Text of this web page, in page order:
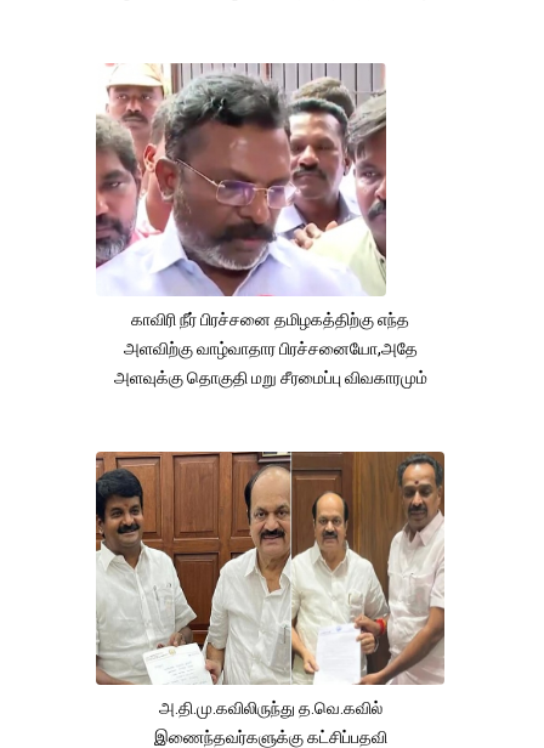
காவிரி நீர் பிரச்சனை தமிழகத்திற்கு எந்த
அளவிற்கு வாழ்வாதார பிரச்சனையோ,அதே
அளவுக்கு தொகுதி மறு சீரமைப்பு விவகாரமும்
அ.தி.மு.கவிலிருந்து த.வெ.கவில்
இணைந்தவர்களுக்கு கட்சிப்பதவி